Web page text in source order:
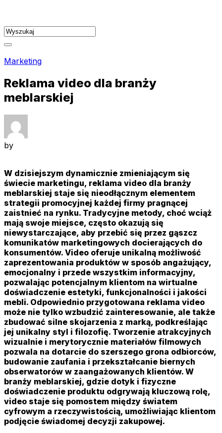
content
Marketing
Reklama video dla branży
meblarskiej
by
W dzisiejszym dynamicznie zmieniającym się
świecie marketingu, reklama video dla branży
meblarskiej staje się nieodłącznym elementem
strategii promocyjnej każdej firmy pragnącej
zaistnieć na rynku. Tradycyjne metody, choć wciąż
mają swoje miejsce, często okazują się
niewystarczające, aby przebić się przez gąszcz
komunikatów marketingowych docierających do
konsumentów. Video oferuje unikalną możliwość
zaprezentowania produktów w sposób angażujący,
emocjonalny i przede wszystkim informacyjny,
pozwalając potencjalnym klientom na wirtualne
doświadczenie estetyki, funkcjonalności i jakości
mebli. Odpowiednio przygotowana reklama video
może nie tylko wzbudzić zainteresowanie, ale także
zbudować silne skojarzenia z marką, podkreślając
jej unikalny styl i filozofię. Tworzenie atrakcyjnych
wizualnie i merytorycznie materiałów filmowych
pozwala na dotarcie do szerszego grona odbiorców,
budowanie zaufania i przekształcanie biernych
obserwatorów w zaangażowanych klientów. W
branży meblarskiej, gdzie dotyk i fizyczne
doświadczenie produktu odgrywają kluczową rolę,
video staje się pomostem między światem
cyfrowym a rzeczywistością, umożliwiając klientom
podjęcie świadomej decyzji zakupowej.